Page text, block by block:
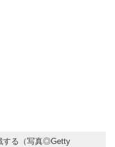
する（写真◎Getty